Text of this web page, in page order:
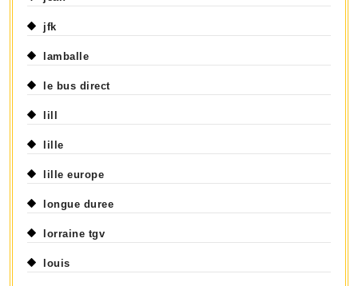
jfk
lamballe
le bus direct
lill
lille
lille europe
longue duree
lorraine tgv
louis